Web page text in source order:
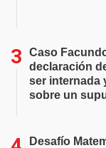
Caso
declaración
ser internada
sobre un
Desafío